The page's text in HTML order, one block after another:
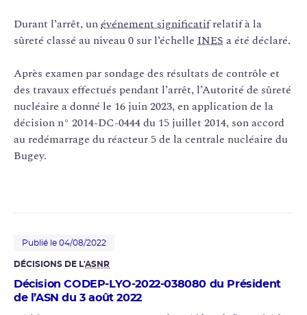
Durant l’arrêt, unévénement significatifrelatif à la
sûreté classé au niveau 0 sur l’échelle INES a été déclaré.
Après examen par sondage des résultats de contrôle et
des travaux effectués pendant l’arrêt, l’Autorité de sûreté
nucléaire a donné le 16 juin 2023, en application de la
décision n° 2014-DC-0444 du 15 juillet 2014, son accord
au redémarrage du réacteur 5 de la centrale nucléaire du
Bugey.
Publié le 04/08/2022
DÉCISIONS DE L'ASNR
Décision CODEP-LYO-2022-038080 du Président
de l’ASN du 3 août 2022